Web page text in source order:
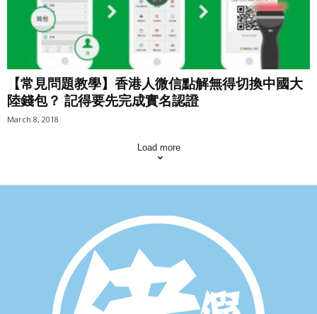
【常見問題教學】香港人微信點解無得切換中國大
陸錢包？ 記得要先完成實名認證
March 8, 2018
Load more